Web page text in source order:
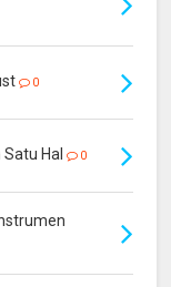
0
Hal 0